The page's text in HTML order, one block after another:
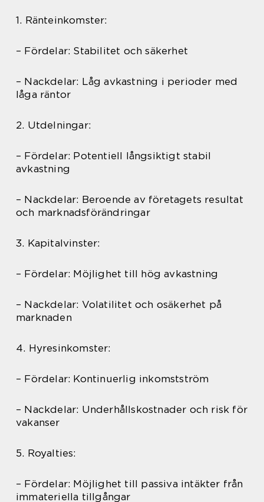
1. Ränteinkomster:
– Fördelar: Stabilitet och säkerhet
– Nackdelar: Låg avkastning i perioder med
låga räntor
2. Utdelningar:
– Fördelar: Potentiell långsiktigt stabil
avkastning
– Nackdelar: Beroende av företagets resultat
och marknadsförändringar
3. Kapitalvinster:
– Fördelar: Möjlighet till hög avkastning
– Nackdelar: Volatilitet och osäkerhet på
marknaden
4. Hyresinkomster:
– Fördelar: Kontinuerlig inkomstström
– Nackdelar: Underhållskostnader och risk för
vakanser
5. Royalties:
– Fördelar: Möjlighet till passiva intäkter från
immateriella tillgångar